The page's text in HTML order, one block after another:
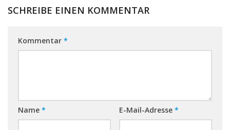
SCHREIBE EINEN KOMMENTAR
Kommentar *
Name * E-Mail-Adresse *